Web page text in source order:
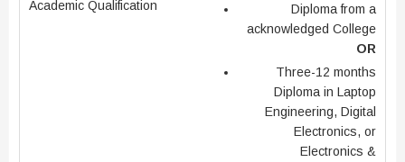
Diploma from a
acknowledged College
OR
Three-12 months
Diploma in Laptop
Engineering, Digital
Electronics, or
Electronics &